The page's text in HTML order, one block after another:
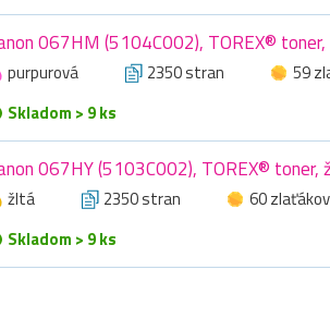
067HM (5104C002), TOREX® toner,
purpurová 2350 stran
59
Skladom > 9 ks
067HY (5103C002), TOREX® toner,
žltá 2350 stran
60 zlaťákov
Skladom > 9 ks